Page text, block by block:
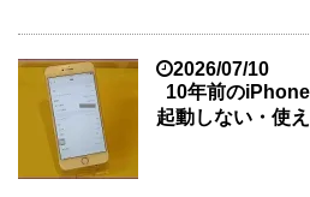
2026/07/10
10年前の
起動しない・使